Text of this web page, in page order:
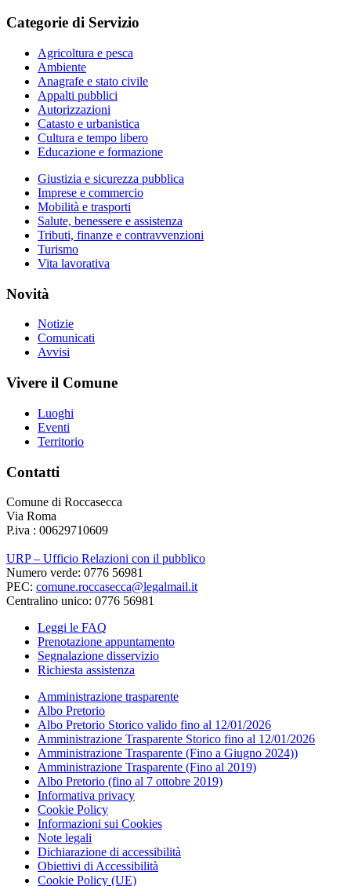
Categorie di Servizio
Agricoltura e pesca
Ambiente
Anagrafe e stato civile
Appalti pubblici
Autorizzazioni
Catasto e urbanistica
Cultura e tempo libero
Educazione e formazione
Giustizia e sicurezza pubblica
Imprese e commercio
Mobilità e trasporti
Salute, benessere e assistenza
Tributi, finanze e contravvenzioni
Turismo
Vita lavorativa
Novità
Notizie
Comunicati
Avvisi
Vivere il Comune
Luoghi
Eventi
Territorio
Contatti
Comune di Roccasecca
Via Roma
P.iva : 00629710609
URP – Ufficio Relazioni con il pubblico
Numero verde: 0776 56981
PEC: comune.roccasecca@legalmail.it
Centralino unico: 0776 56981
Leggi le FAQ
Prenotazione appuntamento
Segnalazione disservizio
Richiesta assistenza
Amministrazione trasparente
Albo Pretorio
Albo Pretorio Storico valido fino al 12/01/2026
Amministrazione Trasparente Storico fino al 12/01/2026
Amministrazione Trasparente (Fino a Giugno 2024))
Amministrazione Trasparente (Fino al 2019)
Albo Pretorio (fino al 7 ottobre 2019)
Informativa privacy
Cookie Policy
Informazioni sui Cookies
Note legali
Dichiarazione di accessibilità
Obiettivi di Accessibilità
Cookie Policy (UE)